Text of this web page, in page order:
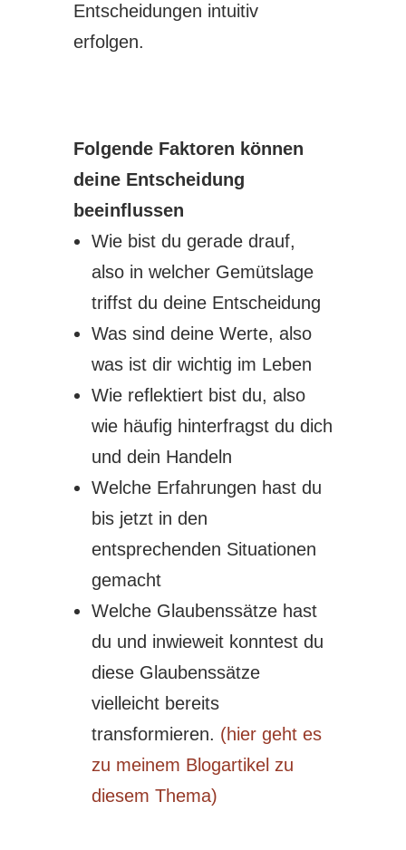
Entscheidungen intuitiv
erfolgen.
Folgende Faktoren können
deine Entscheidung
beeinflussen
Wie bist du gerade drauf,
also in welcher Gemütslage
triffst du deine Entscheidung
Was sind deine Werte, also
was ist dir wichtig im Leben
Wie reflektiert bist du, also
wie häufig hinterfragst du dich
und dein Handeln
Welche Erfahrungen hast du
bis jetzt in den
entsprechenden Situationen
gemacht
Welche Glaubenssätze hast
du und inwieweit konntest du
diese Glaubenssätze
vielleicht bereits
transformieren. (hier geht es
zu meinem Blogartikel zu
diesem Thema)